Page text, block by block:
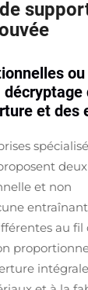
ou
et des
et non
au fil